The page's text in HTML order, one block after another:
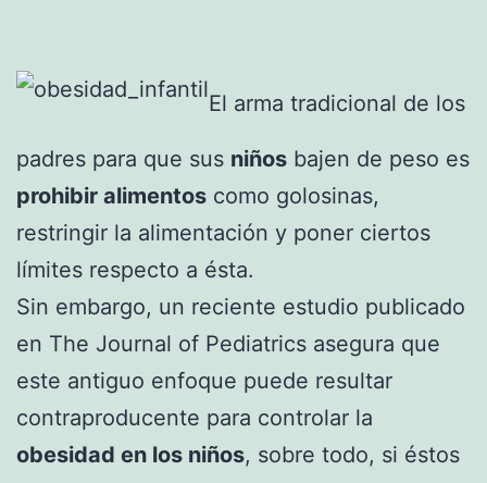
El arma tradicional de los
padres para que sus niños bajen de peso es
prohibir alimentos como golosinas,
restringir la alimentación y poner ciertos
límites respecto a ésta.
Sin embargo, un reciente estudio publicado
en The Journal of Pediatrics asegura que
este antiguo enfoque puede resultar
contraproducente para controlar la
obesidad en los niños, sobre todo, si éstos